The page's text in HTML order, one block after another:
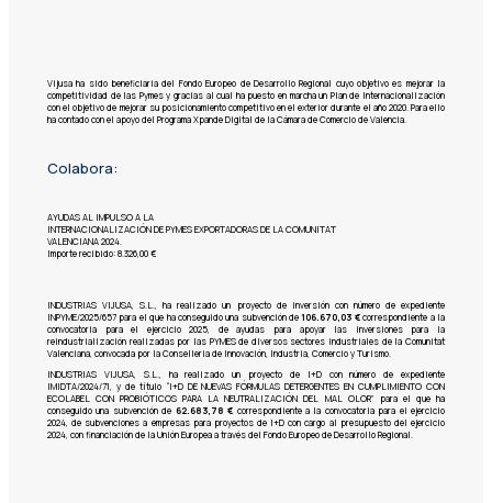
Vijusa ha sido beneficiaria del Fondo Europeo de Desarrollo Regional cuyo objetivo es mejorar la
competitividad de las Pymes y gracias al cual ha puesto en marcha un Plan de Internacionalización
con el objetivo de mejorar su posicionamiento competitivo en el exterior durante el año 2020. Para ello
ha contado con el apoyo del Programa Xpande Digital de la Cámara de Comercio de Valencia.
Colabora:
AYUDAS AL IMPULSO A LA
INTERNACIONALIZACIÓN DE PYMES EXPORTADORAS DE LA COMUNITAT
VALENCIANA 2024.
Importe recibido: 8.326,00 €
INDUSTRIAS VIJUSA, S.L.,ha realizado un proyecto de inversión con número de expediente
INPYME/2025/657 para el que ha conseguido una subvención de106.670,03 €correspondiente a la
convocatoria para el ejercicio 2025, de ayudas para apoyar las inversiones para la
reindustrialización realizadas por las PYMES de diversos sectores industriales de la Comunitat
Valenciana, convocada por la Conselleria de Innovación, Industria, Comercio y Turismo.
INDUSTRIAS VIJUSA, S.L., ha realizado un proyecto de I+D con número de expediente
IMIDTA/2024/71, y de título “I+D DE NUEVAS FÓRMULAS DETERGENTES EN CUMPLIMIENTO CON
ECOLABEL CON PROBIÓTICOS PARA LA NEUTRALIZACIÓN DEL MAL OLOR” para el que ha
conseguido una subvención de 62.683,78 € correspondiente a la convocatoria para el ejercicio
2024, de subvenciones a empresas para proyectos de I+D con cargo al presupuesto del ejercicio
2024, con financiación de la Unión Europea a través del Fondo Europeo de Desarrollo Regional.